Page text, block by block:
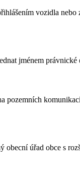
vozidla
jménem
úřad obce s